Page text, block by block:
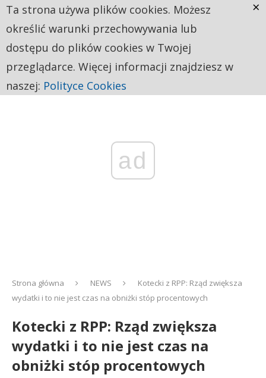
ad
Strona główna NEWS
Kotecki z RPP: Rząd zwiększa
wydatki i to nie jest czas na obniżki stóp procentowych
Kotecki z RPP: Rząd zwiększa
wydatki i to nie jest czas na
obniżki stóp procentowych
Ta strona używa plików cookies. Możesz
określić warunki przechowywania lub
dostępu do plików cookies w Twojej
przeglądarce. Więcej informacji znajdziesz w
naszej: Polityce Cookies
×